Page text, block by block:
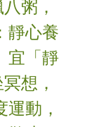
粥，
靜心養
宜「靜
想，
動，